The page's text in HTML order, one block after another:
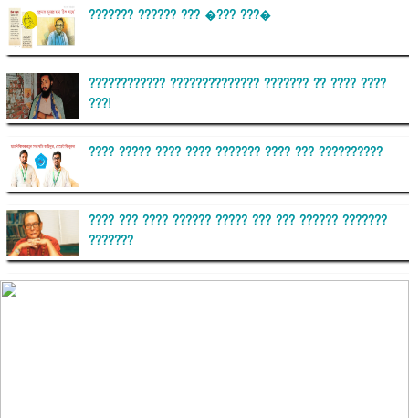
??????? ?????? ??? �??? ???�
???????????? ?????????????? ??????? ?? ???? ????
???!
???? ????? ???? ???? ??????? ???? ??? ??????????
???? ??? ???? ?????? ????? ??? ??? ?????? ???????
???????